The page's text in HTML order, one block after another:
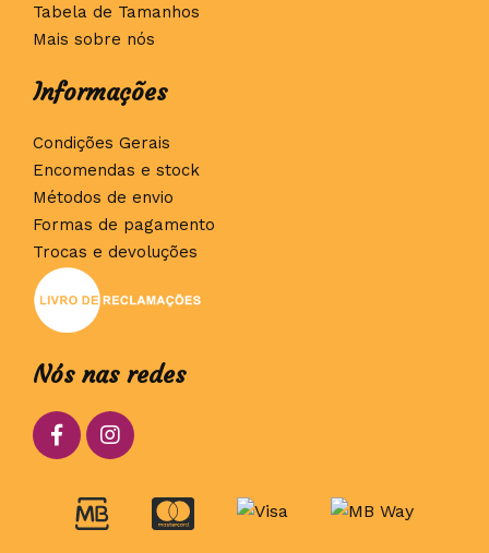
Tabela de Tamanhos
Mais sobre nós
Informações
Condições Gerais
Encomendas e stock
Métodos de envio
Formas de pagamento
Trocas e devoluções
Nós nas redes